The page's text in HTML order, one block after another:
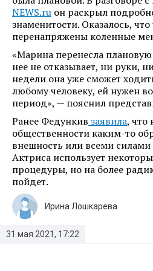
NEWS.ru он раскрыл
знаменитости. Оказалось,
перенапряжены коленные
«Марина перенесла
нее не отказывает, ни руки,
недели она уже сможет
любому человеку, ей нужен
период», — пояснил
Ранее Федункив заявила, что
общественности каким-то
внешность или всеми силами
Актриса использует
процедуры, но на более
пойдет.
31 мая 2021, 17:22
Ирина Лошкарева